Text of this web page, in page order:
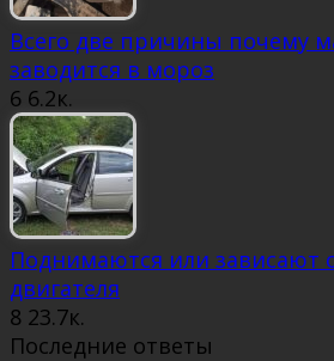
Всего две причины почему
заводится в мороз
6 6.2к.
Поднимаются или зависают
двигателя
8 23.7к.
Последние ответы